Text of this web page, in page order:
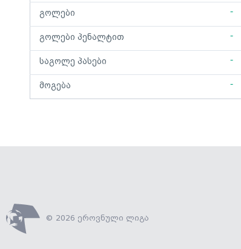
გოლები -
გოლები პენალტით -
საგოლე პასები -
მოგება -
© 2026 ეროვნული ლიგა